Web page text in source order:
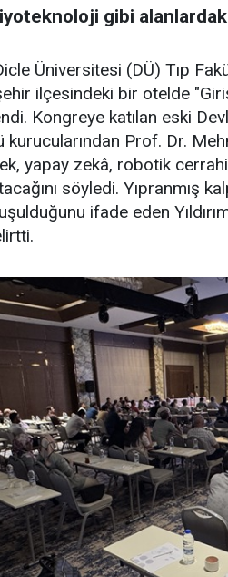
gibi
Üniversitesi (DÜ) Tıp
ilçesindeki bir otelde
Kongreye katılan eski
Prof. Dr.
yapay zekâ, robotik
söyledi. Yıpranmış
ifade eden